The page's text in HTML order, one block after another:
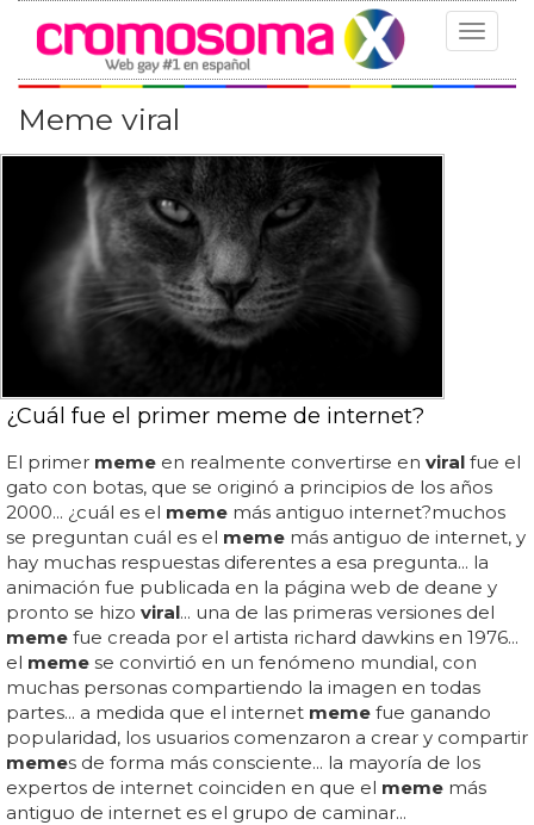
Toggle
Meme viral
¿Cuál fue el primer meme de internet?
El primer meme en realmente convertirse en viral fue el
gato con botas, que se originó a principios de los años
2000... ¿cuál es el meme más antiguo internet?muchos
se preguntan cuál es el meme más antiguo de internet, y
hay muchas respuestas diferentes a esa pregunta... la
animación fue publicada en la página web de deane y
pronto se hizo viral... una de las primeras versiones del
meme fue creada por el artista richard dawkins en 1976...
el meme se convirtió en un fenómeno mundial, con
muchas personas compartiendo la imagen en todas
partes... a medida que el internet meme fue ganando
popularidad, los usuarios comenzaron a crear y compartir
memes de forma más consciente... la mayoría de los
expertos de internet coinciden en que el meme más
antiguo de internet es el grupo de caminar...